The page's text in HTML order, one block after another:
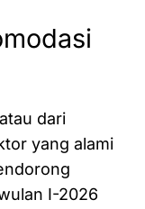
dari
yang alami
I-2026